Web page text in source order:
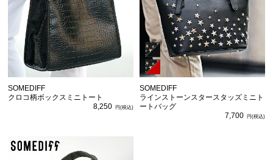
SOMEDIFF
クロコ柄ボックスミニトート
8,250
SOMEDIFF
ラインストーンスタースタッズミニト
ートバッグ
7,700